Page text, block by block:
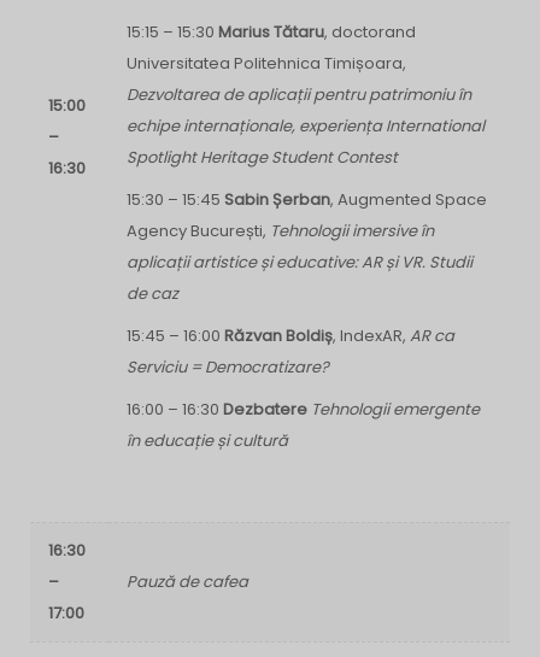
15:00
–
16:30
15:15 – 15:30 Marius Tătaru, doctorand
Universitatea Politehnica Timișoara,
Dezvoltarea de aplicații pentru patrimoniu în
echipe internaționale, experiența International
Spotlight Heritage Student Contest
15:30 – 15:45 Sabin Șerban, Augmented Space
Agency București, Tehnologii imersive în
aplicații artistice și educative: AR și VR. Studii
de caz
15:45 – 16:00 Răzvan Boldiș, IndexAR, AR ca
Serviciu = Democratizare?
16:00 – 16:30 Dezbatere Tehnologii emergente
în educație și cultură
16:30
–
17:00
Pauză de cafea